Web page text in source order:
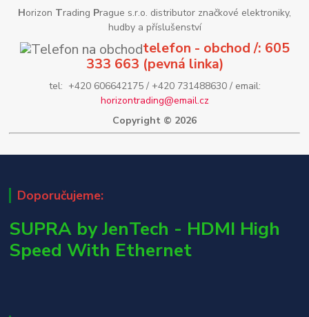
Horizon Trading Prague s.r.o. distributor značkové elektroniky,
hudby a příslušenství
telefon - obchod /: 605
333 663 (pevná linka)
tel: +420 606642175 / +420 731488630 / email:
horizontrading@email.cz
Copyright © 2026
Doporučujeme:
SUPRA by JenTech - HDMI High
Speed With Ethernet